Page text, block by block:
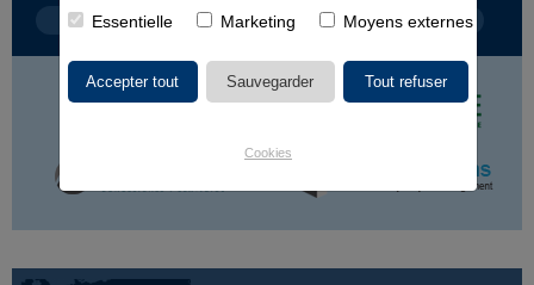
Essentielle Marketing Moyens externes
Cookies
TYPE DE PROJET NOM DU PROJET